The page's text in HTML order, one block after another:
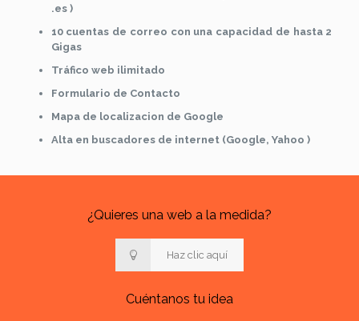
.es )
10 cuentas de correo con una capacidad de hasta 2
Gigas
Tráfico web ilimitado
Formulario de Contacto
Mapa de localizacion de Google
Alta en buscadores de internet (Google, Yahoo )
¿Quieres una web a la medida?
Haz clic aquí
Cuéntanos tu idea